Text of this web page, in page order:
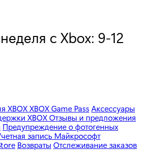
с Xbox: 9-12
XBOXXBOX Game PassАксессуары
XBOXОтзывы и предложения
Предупреждение о фотогенных
запись Майкрософт
Возвраты Отслеживание заказов